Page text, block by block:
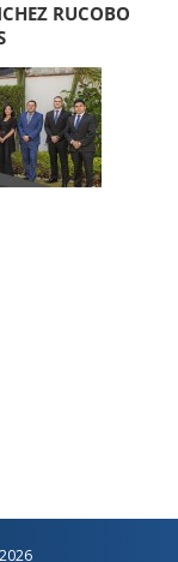
RUCOBO